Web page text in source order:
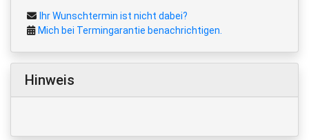
Ihr Wunschtermin ist nicht dabei?
Mich bei Termingarantie benachrichtigen.
Hinweis